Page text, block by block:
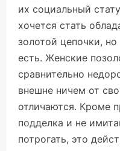
их социальный
хочется стать
золотой цепочки,
есть. Женские
сравнительно
внешне ничем от
отличаются. Кроме
подделка и не
потрогать, это